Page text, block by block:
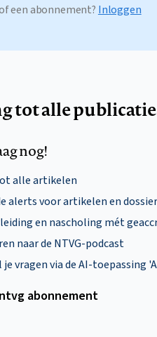
een abonnement? Inloggen
tot alle
nog!
alle artikelen
alerts voor artikelen en
en nascholing mét
naar de NTVG-podcast
vragen via de AI-toepassing
abonnement